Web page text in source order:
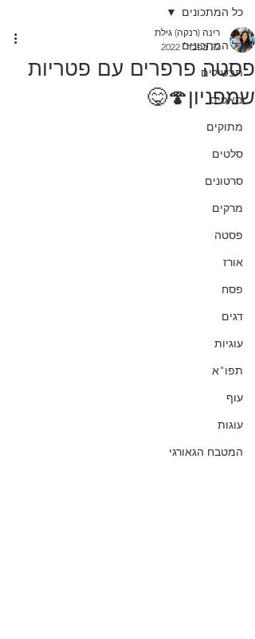
כל המתכונים
תבשילים
מאפים
מתוקים
סלטים
סרטונים
מרקים
פסטה
אורז
פסח
דגים
עוגיות
תפו"א
עוף
עוגות
המטבח הגאורגי
כל המתכונים
פסטה פרפרים עם פטריות
שמפניון🍄😋
רינה (רנקה) גילת
22 בפבר׳ 2022